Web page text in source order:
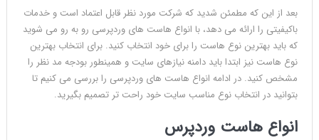
بعد از این که مطمئن شدید که شرکت مورد نظر قابل اعتماد است و خدمات
باکیفیتی را ارائه می دهد، با انواع هاست های وردپرسی رو به رو می شوید
که باید بهترین نوع هاست را برای خود انتخاب کنید. برای انتخاب بهترین
نوع هاست نیز ابتدا باید دامنه نیازهای سایت و همینطور بودجه مد نظر را
مشخص کنید. در ادامه انواع هاست های وردپرسی را بررسی می کنیم تا
بتوانید در انتخاب نوع مناسب سایت خود راحت تر تصمیم بگیرید.
انواع هاست وردپرس